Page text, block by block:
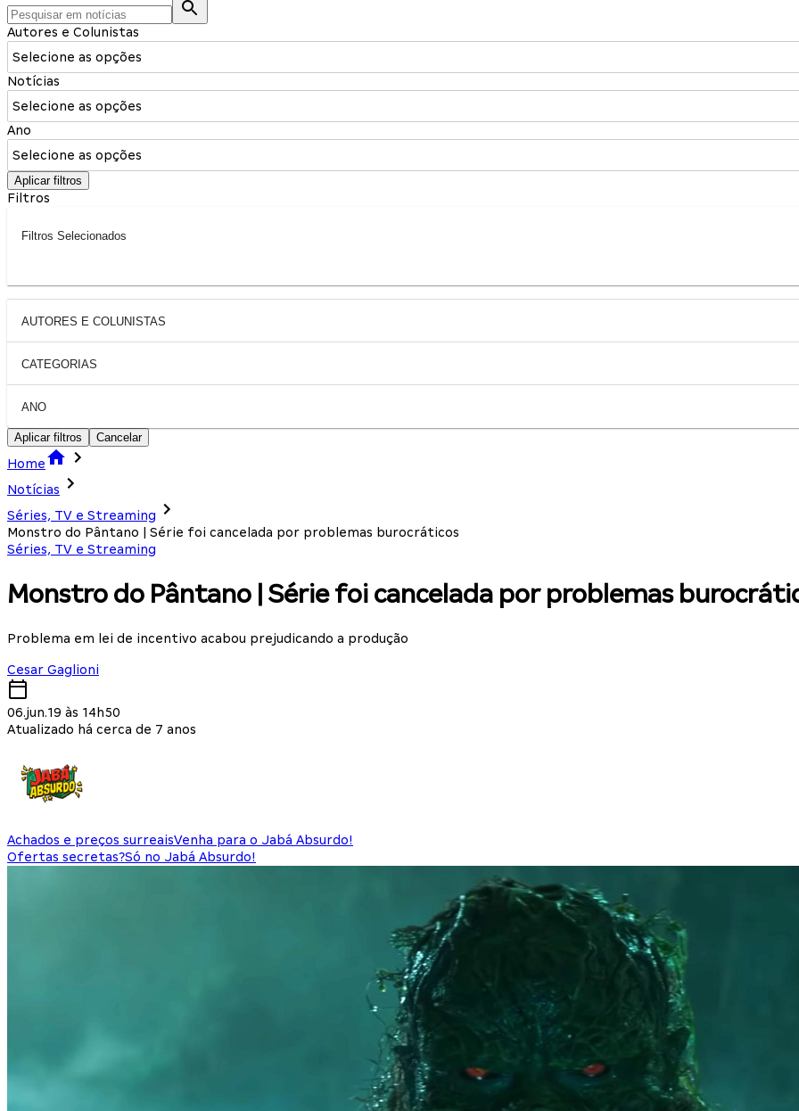
Autores e Colunistas
Selecione as opções
Notícias
Selecione as opções
Ano
Selecione as opções
Aplicar filtros
Filtros
Filtros Selecionados
AUTORES E COLUNISTAS
CATEGORIAS
ANO
Aplicar filtros Cancelar
Home
Notícias
Séries, TV e Streaming
Monstro do Pântano | Série foi cancelada por problemas burocráticos
Séries, TV e Streaming
Monstro do Pântano | Série foi cancelada por problemas
Problema em lei de incentivo acabou prejudicando a produção
Cesar Gaglioni
06.jun.19 às 14h50
Atualizado há cerca de 7 anos
Achados e preços surreaisVenha para o Jabá Absurdo!
Ofertas secretas?Só no Jabá Absurdo!